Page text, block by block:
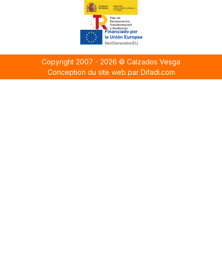
Copyright 2007 - 2026 © Calzados Vesga
Conception du site web par Difadi.com